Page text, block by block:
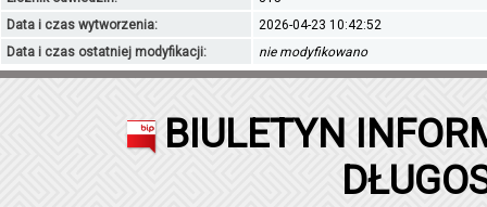
Data i czas wytworzenia:
2026-04-23 10:42:52
Data i czas ostatniej modyfikacji:
nie modyfikowano
BIULETYN